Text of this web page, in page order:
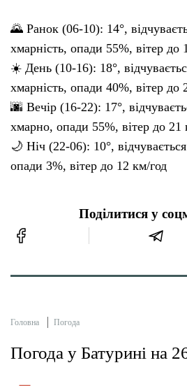
🌄 Ранок (06-10): 14°,
хмарність, опади 55%, вітер до
☀️ День (10-16): 18°,
хмарність, опади 40%, вітер до
🌆 Вечір (16-22): 17°,
хмарно, опади 55%, вітер до 21
🌙 Ніч (22-06): 10°,
опади 3%, вітер до 12 км/год
Поділитися у
Головна Погода
Погода у Батурині на